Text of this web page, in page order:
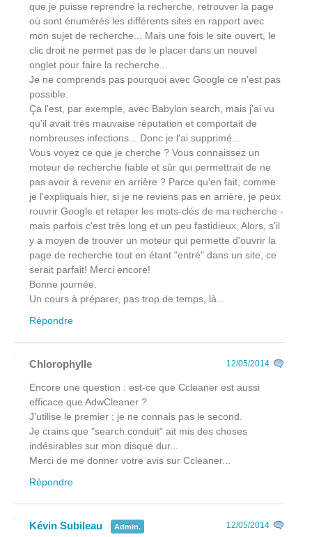
que je puisse reprendre la recherche, retrouver la page
où sont énumérés les différents sites en rapport avec
mon sujet de recherche... Mais une fois le site ouvert, le
clic droit ne permet pas de le placer dans un nouvel
onglet pour faire la recherche...
Je ne comprends pas pourquoi avec Google ce n'est pas
possible.
Ça l'est, par exemple, avec Babylon search, mais j'ai vu
qu'il avait très mauvaise réputation et comportait de
nombreuses infections... Donc je l'ai supprimé...
Vous voyez ce que je cherche ? Vous connaissez un
moteur de recherche fiable et sûr qui permettrait de ne
pas avoir à revenir en arrière ? Parce qu'en fait, comme
je l'expliquais hier, si je ne reviens pas en arrière, je peux
rouvrir Google et retaper les mots-clés de ma recherche -
mais parfois c'est très long et un peu fastidieux. Alors, s'il
y a moyen de trouver un moteur qui permette d'ouvrir la
page de recherche tout en étant "entré" dans un site, ce
serait parfait! Merci encore!
Bonne journée.
Un cours à préparer, pas trop de temps, là...
Répondre
Chlorophylle 12/05/2014
Encore une question : est-ce que Ccleaner est aussi
efficace que AdwCleaner ?
J'utilise le premier ; je ne connais pas le second.
Je crains que "search.conduit" ait mis des choses
indésirables sur mon disque dur...
Merci de me donner votre avis sur Ccleaner...
Répondre
Kévin Subileau Admin. 12/05/2014